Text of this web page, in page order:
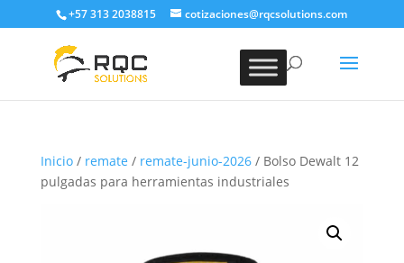
+57 313 2038815 cotizaciones@rqcsolutions.com
Inicio/ remate / remate-junio-2026/ Bolso Dewalt 12
pulgadas para herramientas industriales